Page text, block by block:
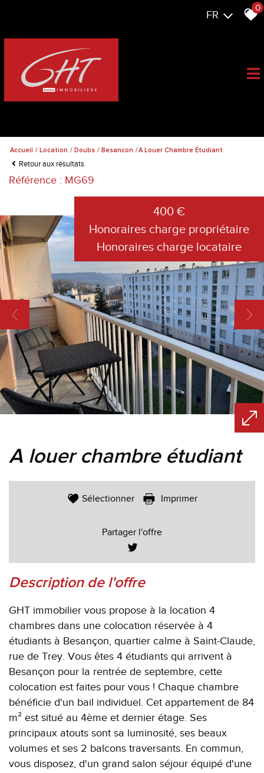
FR
0
Accueil Location Doubs Besancon A Louer Chambre Étudiant
Retour aux résultats
Référence : MG69
400 €
Honoraires charge propriétaire
Honoraires charge locataire
a louer chambre étudiant
Sélectionner Imprimer
Partager l'offre
description de l'offre
GHT immobilier vous propose à la location 4
chambres dans une colocation réservée à 4
étudiants à Besançon, quartier calme à Saint-Claude,
rue de Trey. Vous êtes 4 étudiants qui arrivent à
Besançon pour la rentrée de septembre, cette
colocation est faites pour vous ! Chaque chambre
bénéficie d'un bail individuel. Cet appartement de 84
m² est situé au 4ème et dernier étage. Ses
principaux atouts sont sa luminosité, ses beaux
volumes et ses 2 balcons traversants. En commun,
vous disposez, d'un grand salon séjour équipé d'une